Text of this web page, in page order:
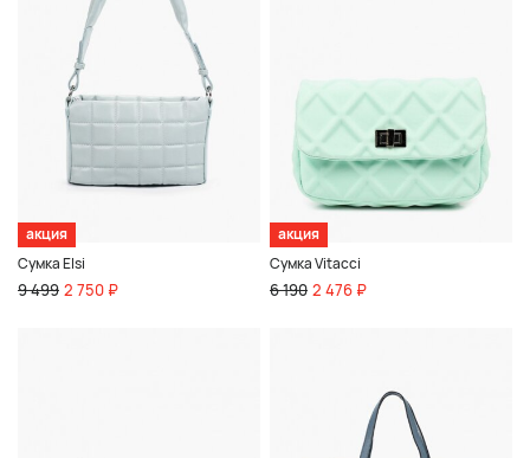
акция
Сумка Elsi
9 499 2 750 ₽
акция
Сумка Vitacci
6 190 2 476 ₽